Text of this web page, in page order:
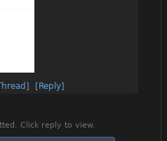
[Reply]
Click reply to view.